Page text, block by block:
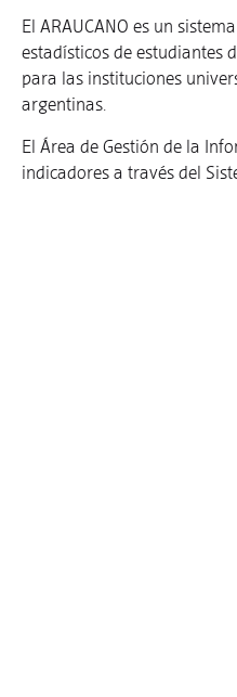
El ARAUCANO es un
estadísticos de estudiantes
para las instituciones
argentinas.
El Área de Gestión de la
indicadores a través del